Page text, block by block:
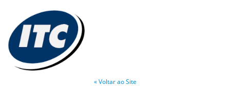
« Voltar ao Site